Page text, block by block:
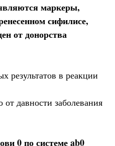
маркеры,
сифилисе,
от донорства
результатов в реакции
давности заболевания
0 по системе ab0